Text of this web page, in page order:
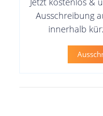
Ausschreibung
innerhalb